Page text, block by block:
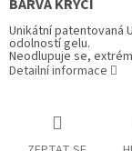
BARVA KRYCÍ
Unikátní patentovaná
odolností gelu.
Neodlupuje se,
Detailní informace